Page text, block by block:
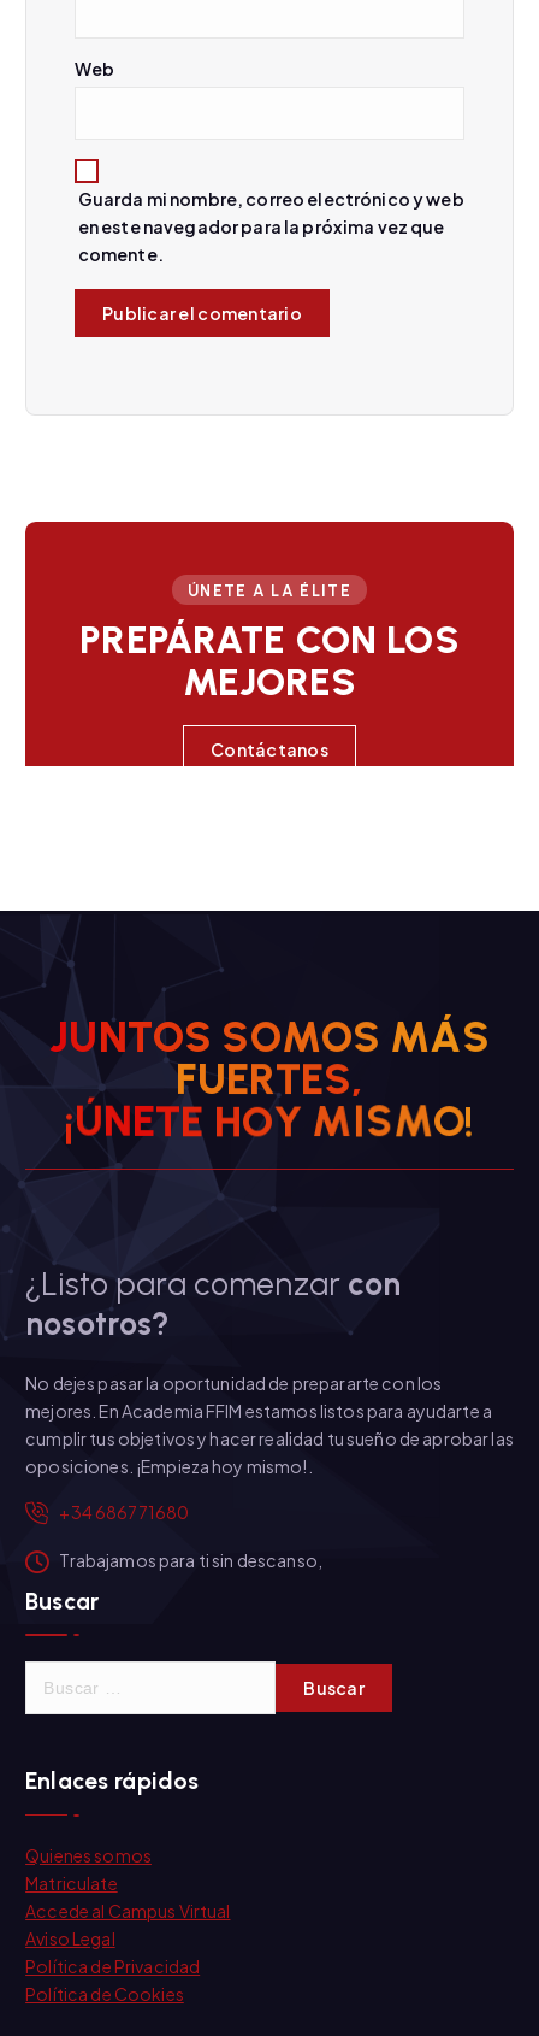
s
Web
Guarda mi nombre, correo electrónico y web
en este navegador para la próxima vez que
comente.
ÚNETE A LA ÉLITE
PREPÁRATE CON LOS
MEJORES
Contáctanos
JUNTOS SOMOS MÁS
FUERTES,
¡ÚNETE HOY MISMO!
¿Listo para comenzarcon
nosotros?
No dejes pasar la oportunidad de prepararte con los
mejores. En Academia FFIM estamos listos para ayudarte a
cumplir tus objetivos y hacer realidad tu sueño de aprobar las
oposiciones. ¡Empieza hoy mismo!.
+34 686771680
Trabajamos para ti sin descanso,
Buscar
a
r
Enlaces rápidos
Quienes somos
Matriculate
Accede al Campus Virtual
Aviso Legal
Política de Privacidad
Política de Cookies